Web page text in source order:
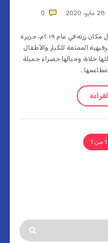
28 مايو، 2020 0
هذه الجزيرة بدون تفكير هي أفضل مكان زرته في عام ٢٠١٩م، جزيرة
الممتعة للكبار والأطفال
خلابة وجبالها خضراء جميلة